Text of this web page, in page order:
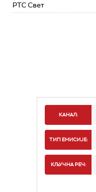
РТС Свет
КАНАЛ:
ТИП ЕМИСИЈЕ:
КЉУЧНА РЕЧ: